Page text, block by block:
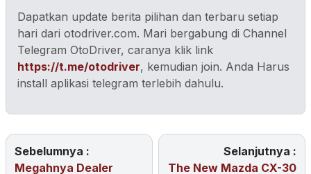
Dapatkan update berita pilihan dan terbaru setiap
hari dari otodriver.com. Mari bergabung di Channel
Telegram OtoDriver, caranya klik link
https://t.me/otodriver, kemudian join. Anda Harus
install aplikasi telegram terlebih dahulu.
Sebelumnya :
Megahnya Dealer
Selanjutnya :
The New Mazda CX-30